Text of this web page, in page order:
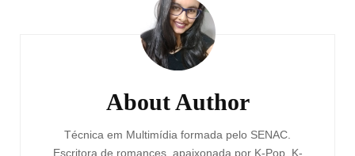
About Author
Técnica em Multimídia formada pelo SENAC.
Escritora de romances, apaixonada por K-Pop, K-